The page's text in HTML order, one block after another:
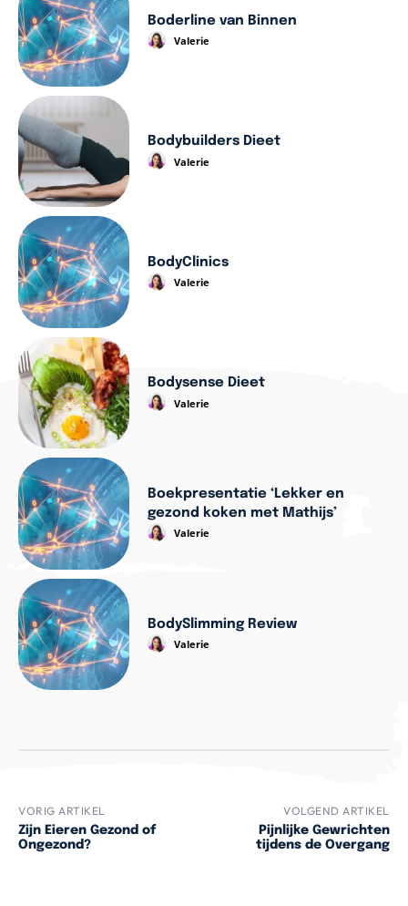
Boderline van Binnen
Valerie
Bodybuilders Dieet
Valerie
BodyClinics
Valerie
Bodysense Dieet
Valerie
Boekpresentatie ‘Lekker en
gezond koken met Mathijs’
Valerie
BodySlimming Review
Valerie
VORIG ARTIKEL
Zijn Eieren Gezond of
Ongezond?
VOLGEND ARTIKEL
Pijnlijke Gewrichten
tijdens de Overgang